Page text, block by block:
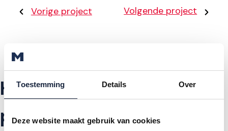
Toestemming Details Over
Deze website maakt gebruik van cookies
Volgende project
Vorige project
Heeft u ook een
project?